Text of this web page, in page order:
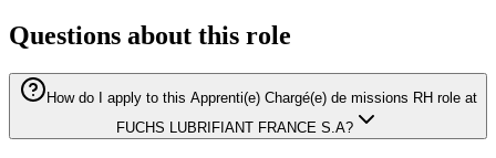
Questions about this role
How do I apply to this Apprenti(e) Chargé(e) de missions RH role at
FUCHS LUBRIFIANT FRANCE S.A?